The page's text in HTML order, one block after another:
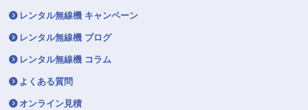
レンタル無線機 キャンペーン
レンタル無線機 ブログ
レンタル無線機 コラム
よくある質問
オンライン見積